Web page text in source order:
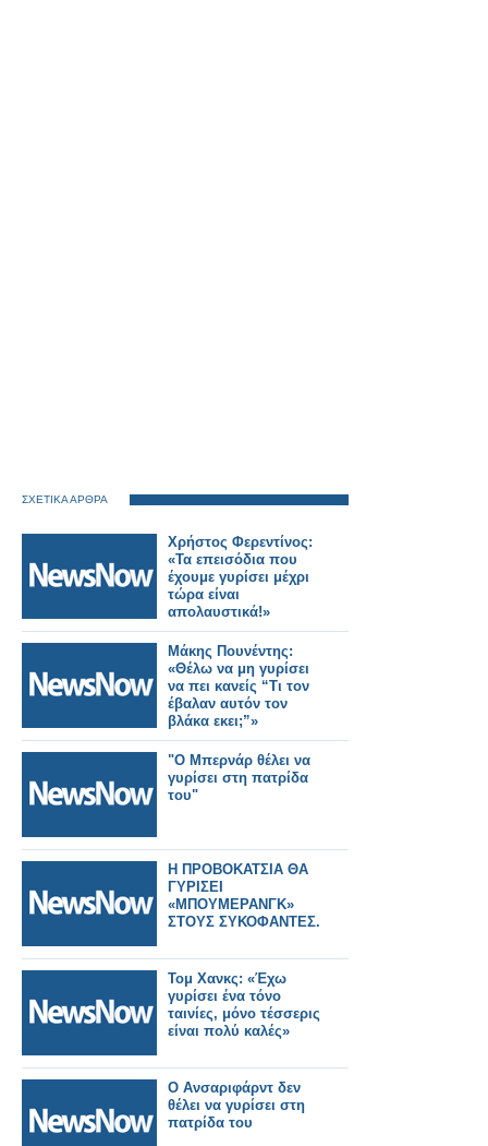
ΣΧΕΤΙΚΑ ΑΡΘΡΑ
Χρήστος Φερεντίνος:
«Τα επεισόδια που
έχουμε γυρίσει μέχρι
τώρα είναι
απολαυστικά!»
Μάκης Πουνέντης:
«Θέλω να μη γυρίσει
να πει κανείς “Τι τον
έβαλαν αυτόν τον
βλάκα εκει;”»
"Ο Μπερνάρ θέλει να
γυρίσει στη πατρίδα
του"
Η ΠΡΟΒΟΚΑΤΣΙΑ ΘΑ
ΓΥΡΙΣΕΙ
«ΜΠΟΥΜΕΡΑΝΓΚ»
ΣΤΟΥΣ ΣΥΚΟΦΑΝΤΕΣ.
Τομ Χανκς: «Έχω
γυρίσει ένα τόνο
ταινίες, μόνο τέσσερις
είναι πολύ καλές»
Ο Ανσαριφάρντ δεν
θέλει να γυρίσει στη
πατρίδα του